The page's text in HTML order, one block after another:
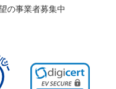
の事業者募集中